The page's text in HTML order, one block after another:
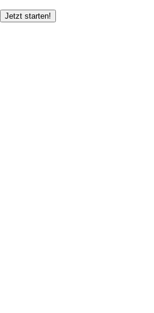
Jetzt starten!